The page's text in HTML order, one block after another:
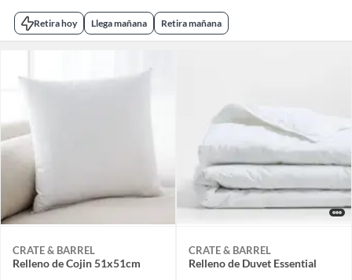
Retira hoy Llega mañana Retira mañana
CRATE & BARREL
Relleno de Cojin 51x51cm
CRATE & BARREL
Relleno de Duvet Essential